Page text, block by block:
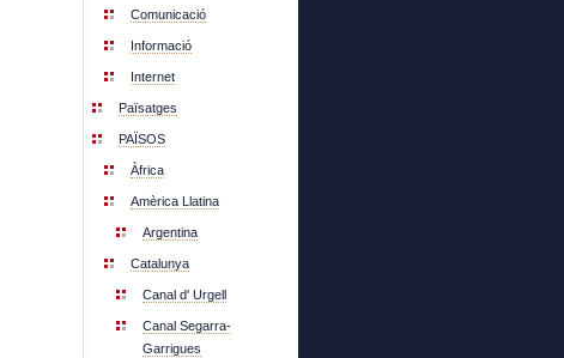
Comunicació
Informació
Internet
Païsatges
PAÏSOS
Àfrica
Amèrica Llatina
Argentina
Catalunya
Canal d' Urgell
Canal Segarra-
Garrigues